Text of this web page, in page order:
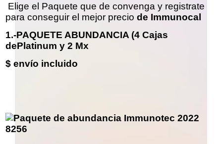
Elige el Paquete que de convenga y registrate
para conseguir el mejor precio de Immunocal
1.-PAQUETE ABUNDANCIA (4 Cajas
dePlatinum y 2 Mx
$ envío incluido